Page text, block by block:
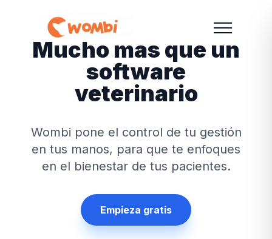
Mucho mas que un
software
veterinario
Wombi pone el control de tu gestión
en tus manos, para que te enfoques
en el bienestar de tus pacientes.
Empieza gratis